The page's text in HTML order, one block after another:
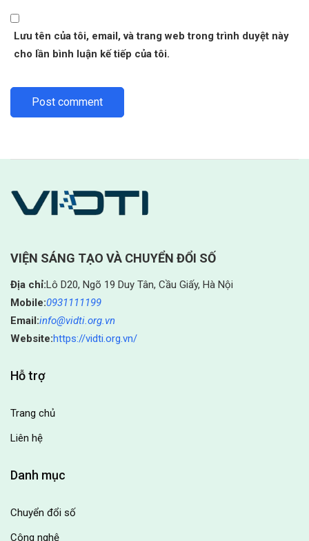
Lưu tên của tôi, email, và trang web trong trình duyệt này
cho lần bình luận kế tiếp của tôi.
VIỆN SÁNG TẠO VÀ CHUYỂN ĐỔI SỐ
Địa chỉ:Lô D20, Ngõ 19 Duy Tân, Cầu Giấy, Hà Nội
Mobile:0931111199
Email:info@vidti.org.vn
Website:https://vidti.org.vn/
Hỗ trợ
Trang chủ
Liên hệ
Danh mục
Chuyển đổi số
Công nghệ